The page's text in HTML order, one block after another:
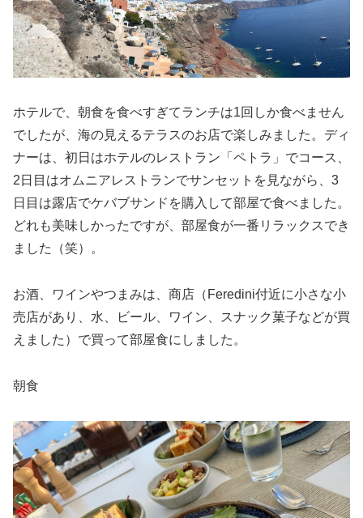
ホテルで、朝食を食べすぎてランチは1回しか食べません
でしたが、海の見えるテラスのお店で楽しみました。ディ
ナーは、初日はホテルのレストラン「ペトラ」でコース、
2日目はオムニアレストランでサンセットを見ながら、3
日目は露店でケバブサンドを購入して部屋で食べました。
どれも美味しかったですが、部屋食が一番リラックスでき
ました（笑）。
お酒、ワインやつまみは、商店（Feredini付近に小さな小
売店があり、水、ビール、ワイン、スナック菓子などが買
えました）で買って部屋食にしました。
朝食